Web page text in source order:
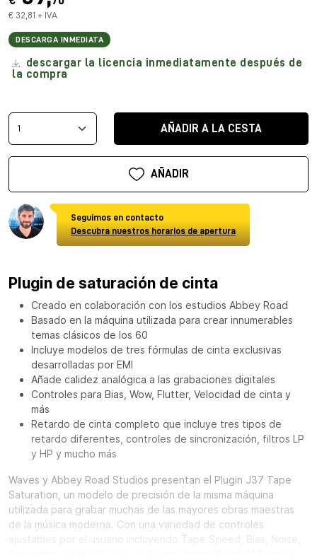
€ 32,81 + IVA
DESCARGA INMEDIATA
descargar la licencia inmediatamente después de
la compra
AÑADIR A LA CESTA
AÑADIR
Seguimos en contacto
Descubra nuestros horarios de apertura
Plugin de saturación de cinta
Creado en colaboración con los estudios Abbey Road
Basado en la máquina utilizada para crear innumerables
temas clásicos de los 60
Incluye modelos de tres fórmulas de cinta exclusivas
desarrolladas por EMI
Añade calidez analógica a las grabaciones digitales
Controles para Bias, Wow, Flutter, Velocidad de cinta y
más
Retardo de cinta completo que incluye tres tipos de
retardo diferentes, controles de sincronización, filtros LP
y HP y mucho más
Waves y Abbey Road Studios presentan el Plugin J37 Tape
Saturation, un modelo de precisión de la misma máquina
utilizada para grabar muchas de las mayores obras maestras
de la música moderna. Con una variedad de controles
ajustables por el usuario incluyendo Tape Speed, Bias, Noise,